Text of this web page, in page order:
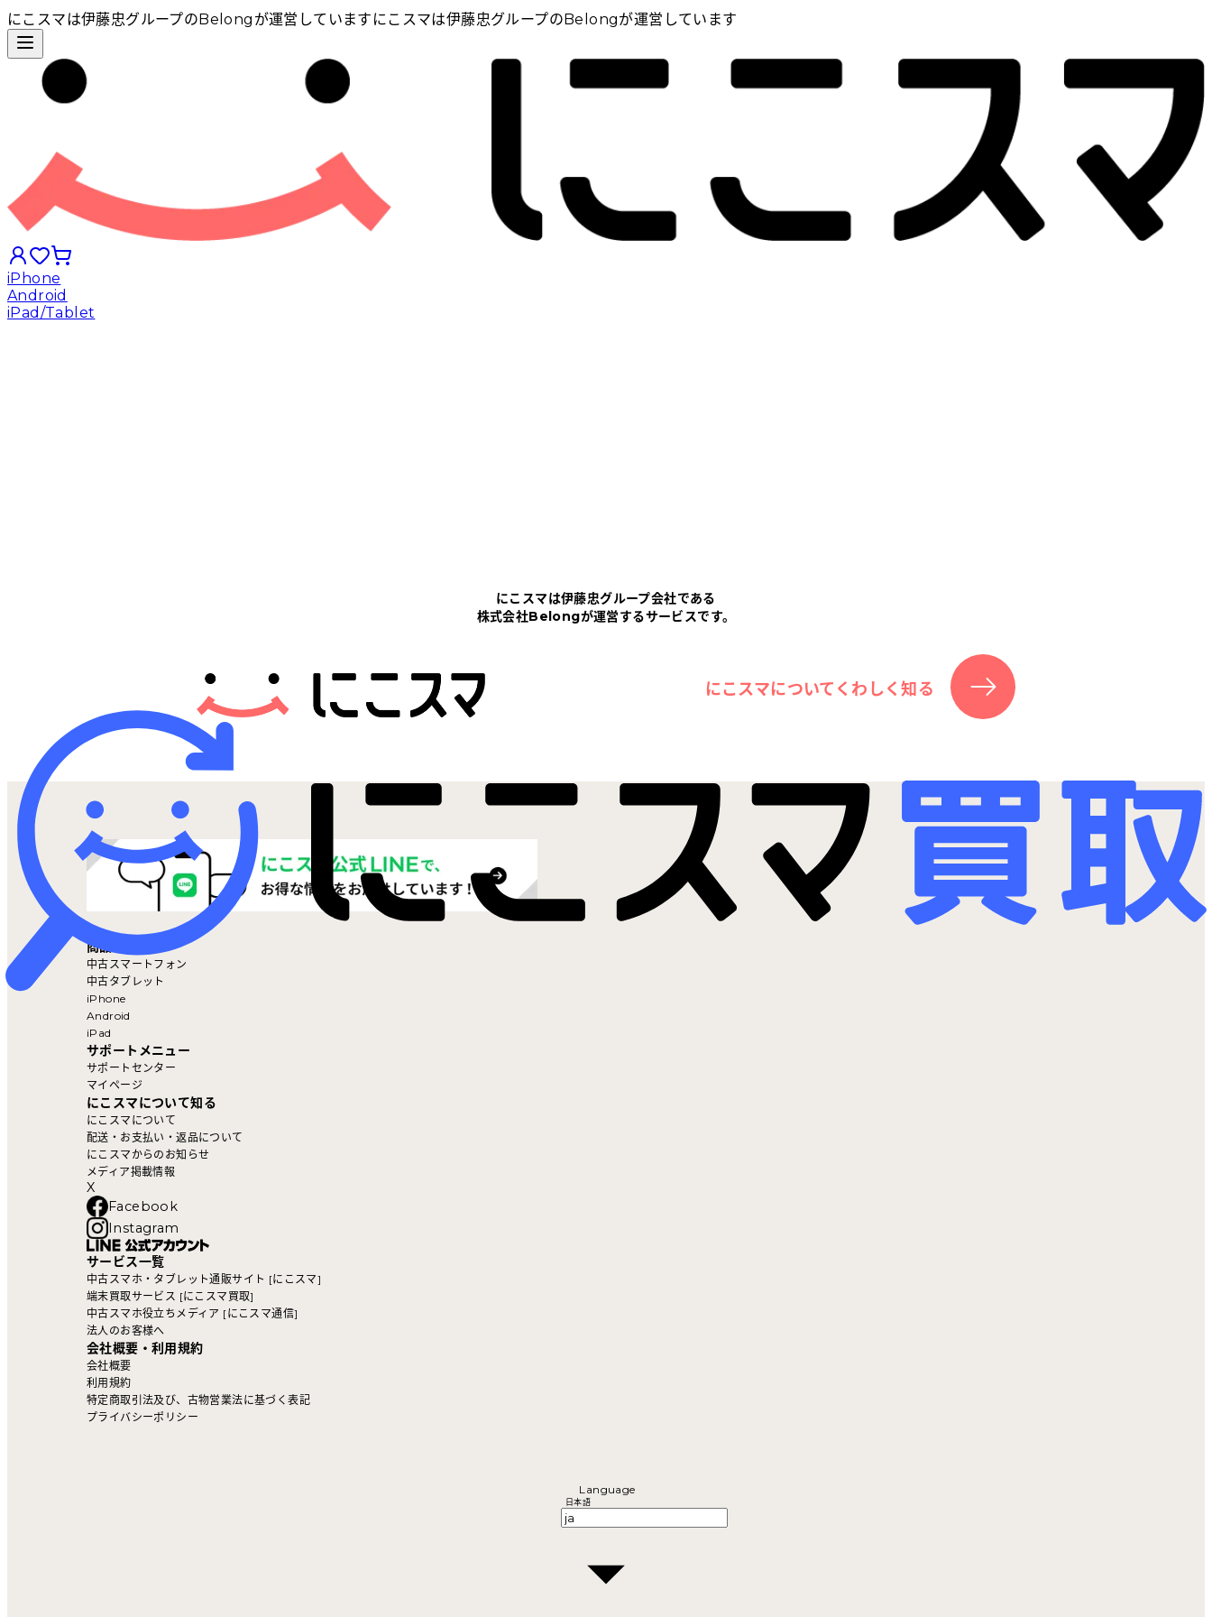
にこスマは伊藤忠グループのBelongが運営しています にこスマは伊藤忠グループのBelongが運営しています
iPhone
Android
iPad/Tablet
ニュース
にこスマ通信
マイページ
にこスマは伊藤忠グループ会社である
株式会社Belongが運営するサービスです。
にこスマについてくわしく知る
商品を探す
中古スマートフォン
中古タブレット
iPhone
Android
iPad
サポートメニュー
サポートセンター
マイページ
にこスマについて知る
にこスマについて
配送・お支払い・返品について
にこスマからのお知らせ
メディア掲載情報
X
Facebook
Instagram
サービス一覧
中古スマホ・タブレット通販サイト [にこスマ]
端末買取サービス [にこスマ買取]
中古スマホ役立ちメディア [にこスマ通信]
法人のお客様へ
会社概要・利用規約
会社概要
利用規約
特定商取引法及び、古物営業法に基づく表記
プライバシーポリシー
Language
日本語